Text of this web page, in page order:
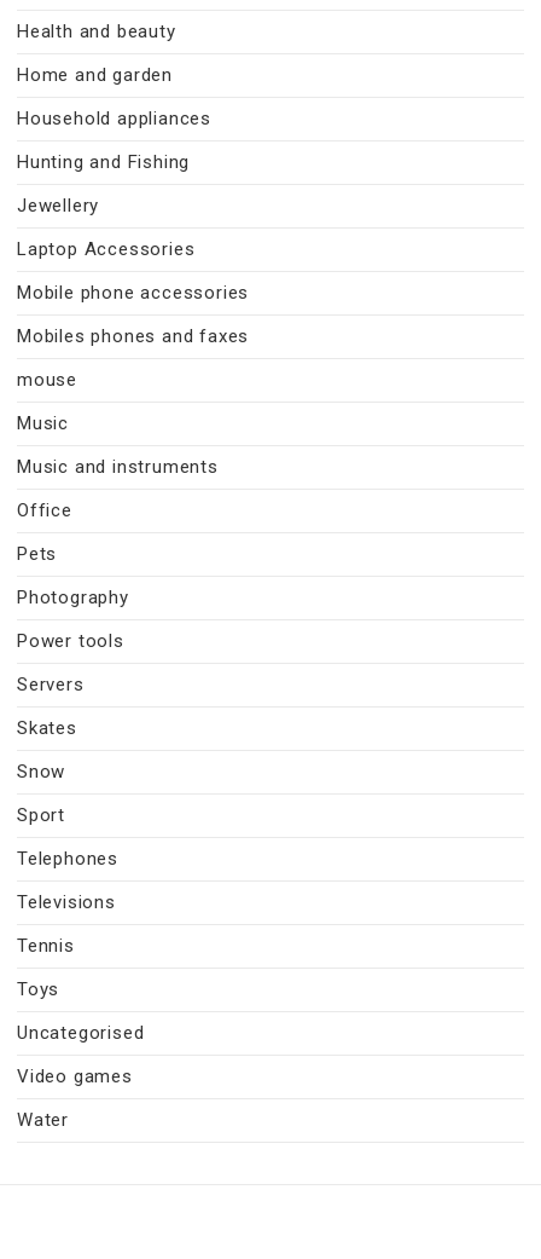
Health and beauty
Home and garden
Household appliances
Hunting and Fishing
Jewellery
Laptop Accessories
Mobile phone accessories
Mobiles phones and faxes
mouse
Music
Music and instruments
Office
Pets
Photography
Power tools
Servers
Skates
Snow
Sport
Telephones
Televisions
Tennis
Toys
Uncategorised
Video games
Water